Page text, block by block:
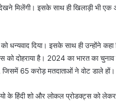
मिलेंगी। इसके साथ ही खिलाड़ी भी
दिया। इसके साथ ही उन्होंने कहा
दोहराया है। 2024 का भारत का चुनाव
जिसमें 65 करोड़ मतदाताओं ने वोट डाले हों।
के हिंदी शो और लोकल प्रोडक्ट्स को